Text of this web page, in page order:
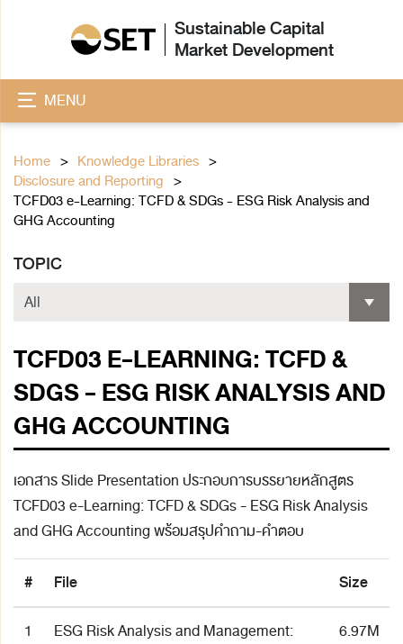
Sustainable Capital
Market Development
MENU
Home
Knowledge Libraries
Disclosure and Reporting
TCFD03 e-Learning: TCFD & SDGs - ESG Risk Analysis and
GHG Accounting
TOPIC
TCFD03 E-LEARNING: TCFD &
SDGS - ESG RISK ANALYSIS AND
GHG ACCOUNTING
เอกสาร Slide Presentation ประกอบการบรรยายหลักสูตร
TCFD03 e-Learning: TCFD & SDGs - ESG Risk Analysis
and GHG Accounting พร้อมสรุปคำถาม-คำตอบ
# File Size
1
ESG Risk Analysis and Management:
6.97M